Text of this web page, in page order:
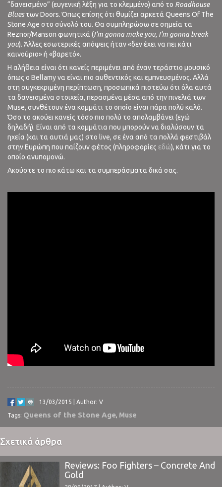
“δανεισμένο” (ευγενική λέξη για το κλεμμένο) από το Roadhouse
Bluesτων Doors. Όπως επίσης ότι θυμίζει αρκετά Queens Of The
Stone Age στο σύνολό του. Θα συμπληρώσω σε σημεία τα
Reznor/Manson φωνητικά (I’m gonna make you, I’m gonna break
you). Άλλες εσωτερικές απόψεις ήταν «δεν έχει να πει κάτι
καινούριο» ή «βαρετό».
Η αλήθεια είναι ότι κανείς περιμένει από έναν τεράστιο μουσικό
όπως ο Bellamy να είναι πιο αυθεντικός και εμπνευσμένος. Αλλά
στη συγκεκριμένη περίπτωση, προσωπικά πιστεύω ότι όλα αυτά
τα δανεισμένα στοιχεία, περασμένα μέσα από την πινελιά των
Muse, συνθέτουν ένα κομμάτι το οποίο είναι πάρα πολύ καλό.
Όσο το ακούει κανείς τόσο πιο πολύ το απολαμβάνει (εγώ
δηλαδή). Είναι από τα κομμάτια που μπορούν να διαλύσουν τα
ηχεία (και τα αυτιά μας) στο live, σε ένα από τα πολλά φεστιβάλ
στην Ευρώπη που παίζουν φέτος (πληροφορίες εδώ), κάτι για το
οποίο ανυπομονώ.
Ακούστε το πιο κάτω και τα συμπεράσματα δικά σας.
13/03/2015 | Author: V
Tags: Queens of the Stone Age, Muse
Σχετικά άρθρα
Reviews: Foo Fighters – Concrete And
Gold